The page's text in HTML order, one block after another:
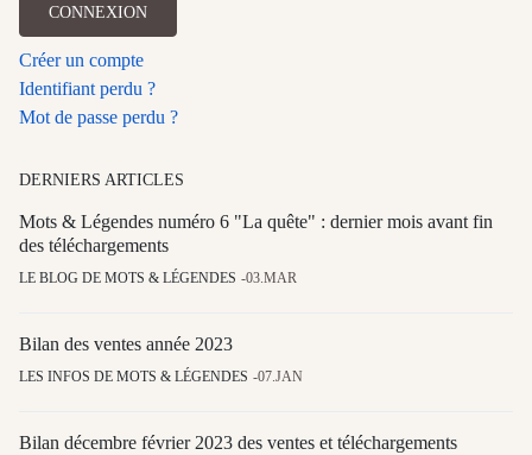
CONNEXION
Créer un compte
Identifiant perdu ?
Mot de passe perdu ?
DERNIERS ARTICLES
Mots & Légendes numéro 6 "La quête" : dernier mois avant fin
des téléchargements
LE BLOG DE MOTS & LÉGENDES 03.MAR
Bilan des ventes année 2023
LES INFOS DE MOTS & LÉGENDES 07.JAN
Bilan décembre février 2023 des ventes et téléchargements